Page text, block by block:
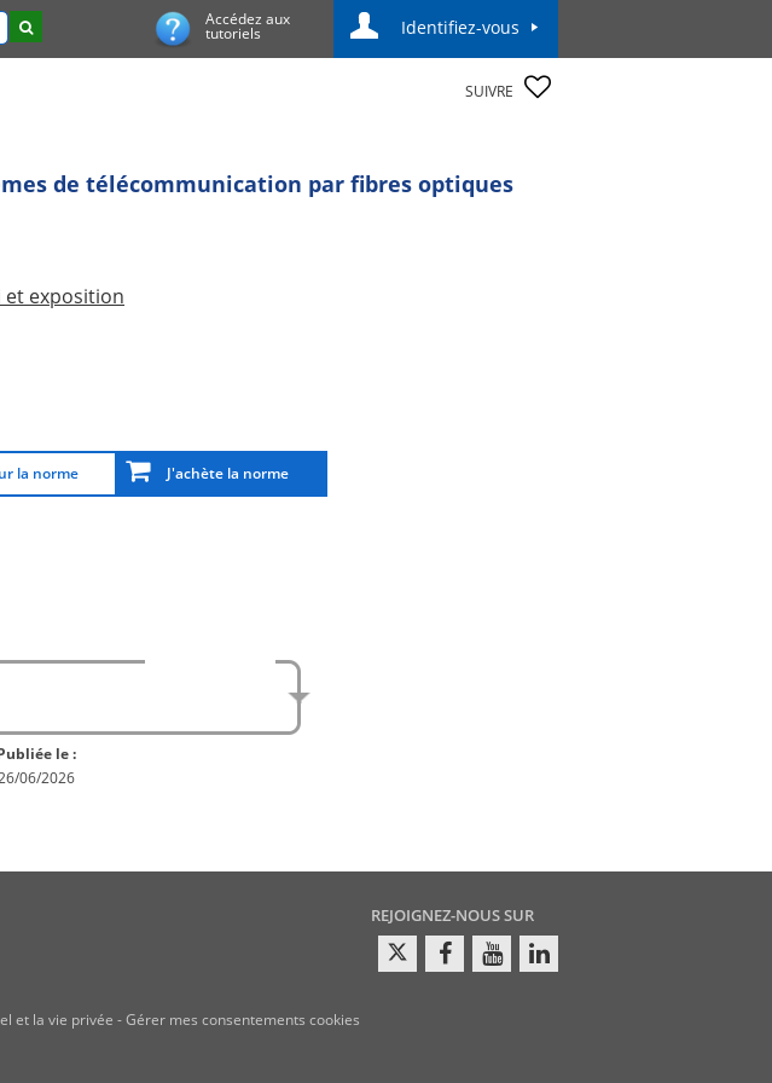
Accédez aux
tutoriels Identifiez-vous
SUIVRE
de télécommunication par fibres optiques
et exposition
la norme J'achète la norme
le :
06/2026
REJOIGNEZ-NOUS SUR
et la vie privée -Gérer mes consentements cookies